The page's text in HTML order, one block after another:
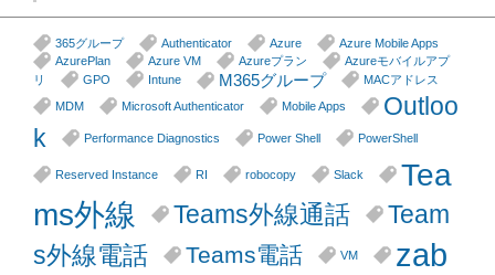
365グループ Authenticator Azure
Azure Mobile Apps
AzurePlan
Azure VM Azureプラン
Azureモバイルアプ
リ
GPO Intune M365グループ
MACアドレス
MDM
Microsoft Authenticator Mobile Apps
Outloo
k
Performance Diagnostics Power Shell PowerShell
Reserved Instance RI robocopy Slack
Tea
ms外線
Teams外線通話
Team
s外線電話
Teams電話 VM
zab